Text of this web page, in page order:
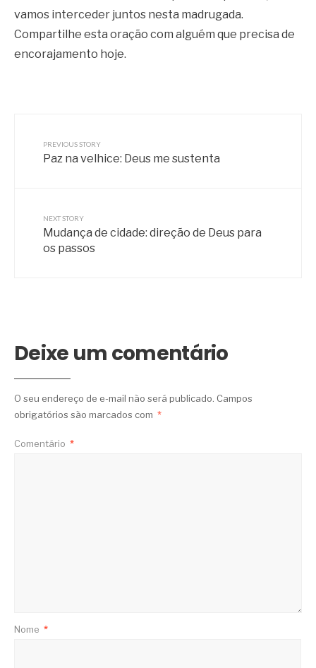
vamos interceder juntos nesta madrugada.
Compartilhe esta oração com alguém que precisa de
encorajamento hoje.
PREVIOUS STORY
Paz na velhice: Deus me sustenta
NEXT STORY
Mudança de cidade: direção de Deus para
os passos
Deixe um comentário
O seu endereço de e-mail não será publicado. Campos
obrigatórios são marcados com *
Comentário *
Nome *